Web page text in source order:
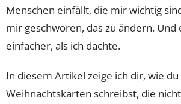
Menschen einfällt, die mir wichtig
mir geschworen, das zu ändern. Und
einfacher, als ich dachte.
In diesem Artikel zeige ich dir, wie du
Weihnachtskarten schreibst, die